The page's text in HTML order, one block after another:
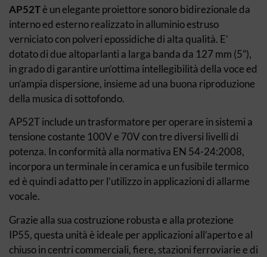
AP52Tè un elegante proiettore sonoro bidirezionale da
interno ed esterno realizzato in alluminio estruso
verniciato con polveri epossidiche di alta qualità. E’
dotato di due altoparlanti a larga banda da 127 mm (5”),
in grado di garantire un’ottima intellegibilità della voce ed
un’ampia dispersione, insieme ad una buona riproduzione
della musica di sottofondo.
AP52T include un trasformatore per operare in sistemi a
tensione costante 100V e 70V con tre diversi livelli di
potenza. In conformità alla normativa EN 54-24:2008,
incorpora un terminale in ceramica e un fusibile termico
ed è quindi adatto per l’utilizzo in applicazioni di allarme
vocale.
Grazie alla sua costruzione robusta e alla protezione
IP55, questa unità è ideale per applicazioni all’aperto e al
chiuso in centri commerciali, fi­ere, stazioni ferroviarie e di